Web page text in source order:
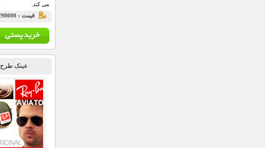
می کند.
قيمت : 298000 تومان
عینک طرح Ray.Ban خلبانی